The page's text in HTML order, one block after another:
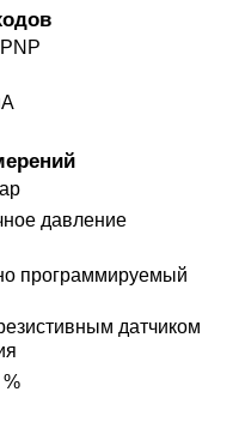
давление
программируемый
датчиком
%